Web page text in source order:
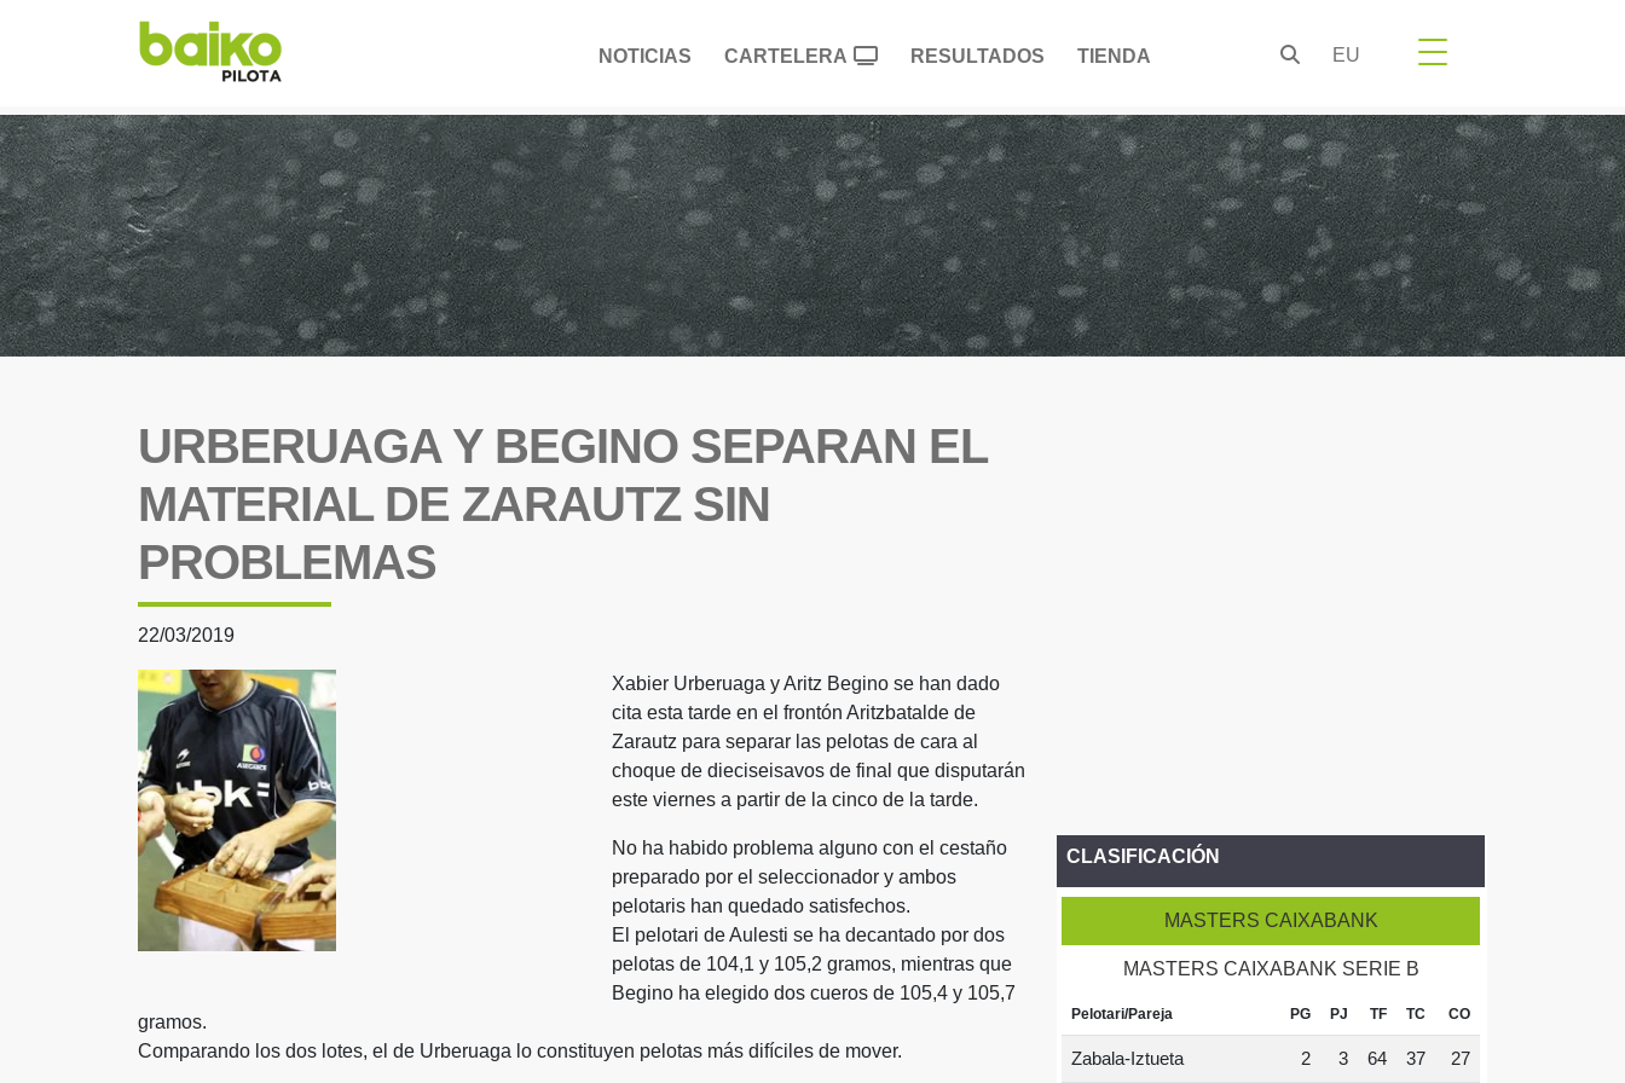
NOTICIAS CARTELERA RESULTADOS TIENDA EU
URBERUAGA Y BEGINO SEPARAN EL
MATERIAL DE ZARAUTZ SIN
PROBLEMAS
22/03/2019
Xabier Urberuaga y Aritz Begino se han dado
cita esta tarde en el frontón Aritzbatalde de
Zarautz para separar las pelotas de cara al
choque de dieciseisavos de final que disputarán
este viernes a partir de la cinco de la tarde.
No ha habido problema alguno con el cestaño
preparado por el seleccionador y ambos
pelotaris han quedado satisfechos.
El pelotari de Aulesti se ha decantado por dos
pelotas de 104,1 y 105,2 gramos, mientras que
Begino ha elegido dos cueros de 105,4 y 105,7
gramos.
Comparando los dos lotes, el de Urberuaga lo constituyen pelotas más difíciles de mover.
CLASIFICACIÓN
MASTERS CAIXABANK
MASTERS CAIXABANK SERIE B
Pelotari/Pareja PG PJ TF TC CO
Zabala-Iztueta 2 3 64 37 27